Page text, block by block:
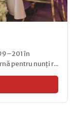
în
pentru nunți r...